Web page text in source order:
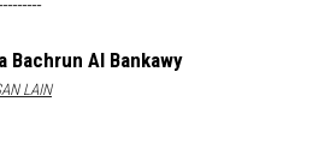
Bachrun Al Bankawy
LAIN